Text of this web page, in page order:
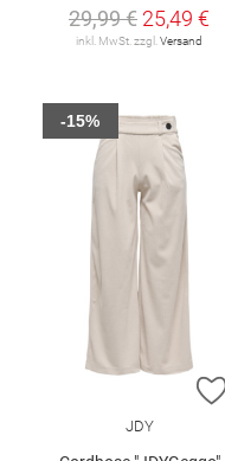
29,99 € 25,49 €
inkl. MwSt. zzgl. Versand
JDY
-15%